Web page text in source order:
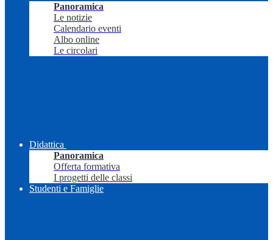
Panoramica
Le notizie
Calendario eventi
Albo online
Le circolari
Didattica
Panoramica
Offerta formativa
I progetti delle classi
Studenti e Famiglie